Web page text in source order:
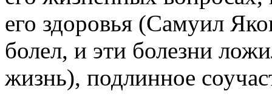
его здоровья (Самуил
болел, и эти болезни
жизнь), подлинное